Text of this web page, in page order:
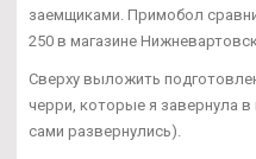
заемщиками. Примобол
250 в магазине
Сверху выложить
черри, которые я завернула
сами развернулись).